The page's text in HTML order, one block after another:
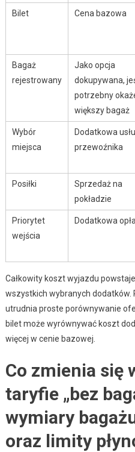
Bilet Cena bazowa
Bagaż
rejestrowany
Jako opcja
dokupywana,
potrzebny
większy bagaż
Wybór
miejsca
Dodatkowa
przewoźnika
Posiłki
Sprzedaż na
pokładzie
Priorytet
wejścia
Dodatkowa
Całkowity koszt wyjazdu
wszystkich wybranych dodatków.
utrudnia proste porównywanie
bilet może wyrównywać koszt
więcej w cenie bazowej.
Co zmienia się
taryfie „bez
wymiary
oraz limity